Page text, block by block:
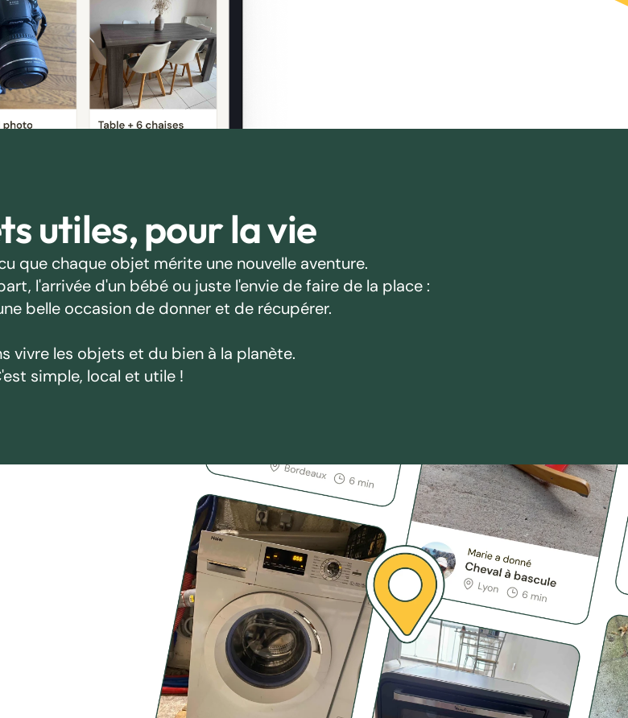
utiles, pour la vie
que chaque objet mérite une nouvelle aventure.
l'arrivée d'un bébé ou juste l'envie de faire de la place :
belle occasion de donner et de récupérer.
vivre les objets et du bien à la planète.
simple, local et utile !